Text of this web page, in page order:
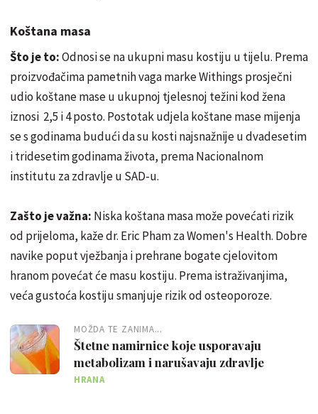
Koštana masa
Što je to:Odnosi se na ukupni masu kostiju u tijelu. Prema
proizvođačima pametnih vaga marke Withings prosječni
udio koštane mase u ukupnoj tjelesnoj težini kod žena
iznosi 2,5 i 4 posto. Postotak udjela koštane mase mijenja
se s godinama budući da su kosti najsnažnije u dvadesetim
i tridesetim godinama života, prema Nacionalnom
institutu za zdravlje u SAD-u.
Zašto je važna: Niska koštana masa može povećati rizik
od prijeloma, kaže dr. Eric Pham za Women's Health. Dobre
navike poput vježbanja i prehrane bogate cjelovitom
hranom povećat će masu kostiju. Prema istraživanjima,
veća gustoća kostiju smanjuje rizik od osteoporoze.
MOŽDA TE ZANIMA...
Štetne namirnice koje usporavaju
metabolizam i narušavaju zdravlje
HRANA